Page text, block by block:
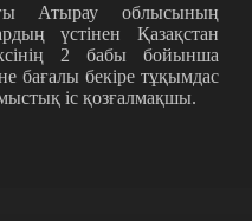
Атырау облысының
үстінен Қазақстан
2 бабы бойынша
бағалы бекіре тұқымдас
іс қозғалмақшы.